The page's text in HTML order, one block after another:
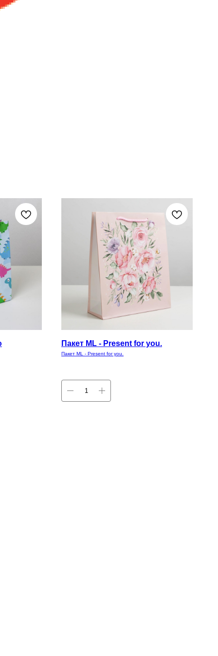
см.
Пакет ML - Present for you.
Пакет ML - Present for you.